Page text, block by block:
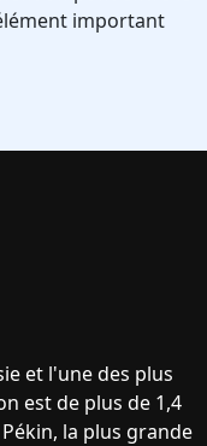
important
et l'une des plus
est de plus de 1,4
la plus grande